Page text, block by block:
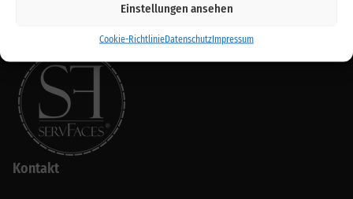
Einstellungen ansehen
Cookie-RichtlinieDatenschutzImpressum
Kontakt